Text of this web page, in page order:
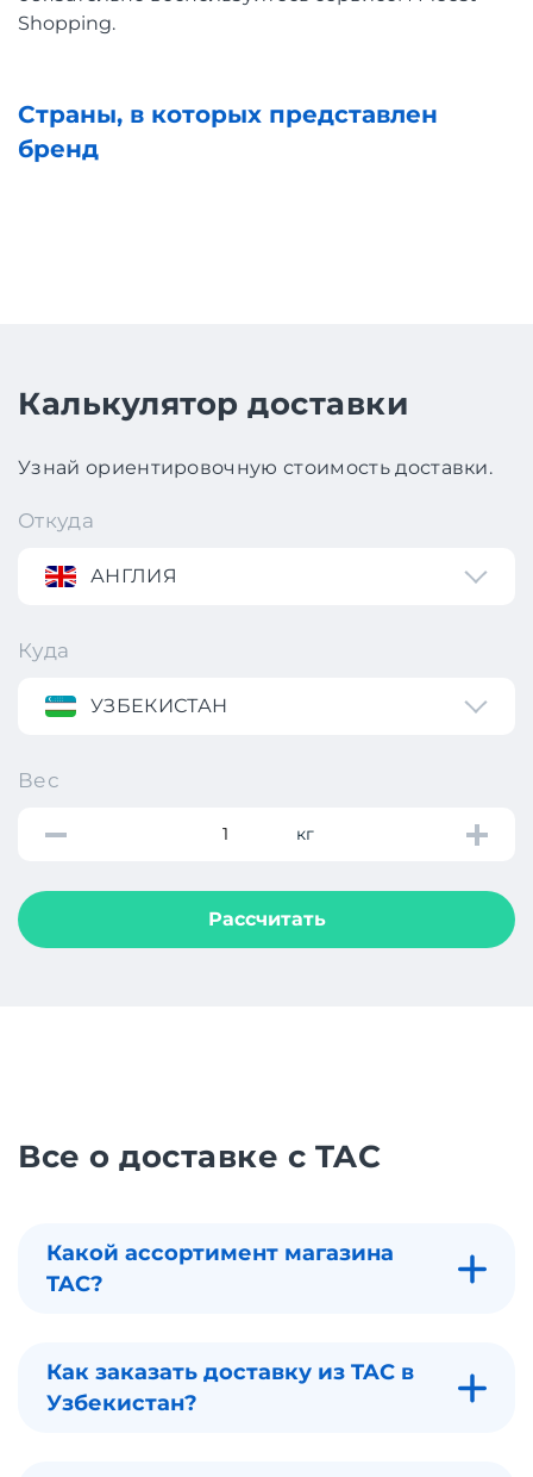
Shopping.
Страны, в которых представлен
бренд
Калькулятор доставки
Узнай ориентировочную стоимость доставки.
Откуда
АНГЛИЯ
Куда
УЗБЕКИСТАН
Вес
кг
Рассчитать
Все о доставке с TAC
Какой ассортимент магазина
TAC?
Как заказать доставку из TAC в
Узбекистан?